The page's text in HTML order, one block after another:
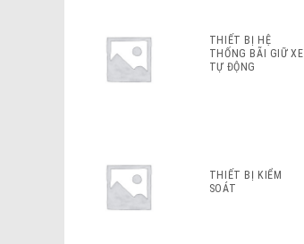
THIẾT BỊ HỆ
THỐNG BÃI GIỮ XE
TỰ ĐỘNG
THIẾT BỊ KIỂM
SOÁT